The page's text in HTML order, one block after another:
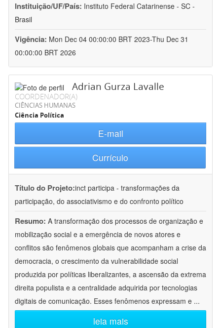
Instituição/UF/País: Instituto Federal Catarinense - SC -
Brasil
Vigência: Mon Dec 04 00:00:00 BRT 2023-Thu Dec 31
00:00:00 BRT 2026
Adrian Gurza Lavalle
COORDENADOR(A)
CIÊNCIAS HUMANAS
Ciência Política
E-mail
Currículo
Título do Projeto:inct participa - transformações da
participação, do associativismo e do confronto político
Resumo: A transformação dos processos de organização e
mobilização social e a emergência de novos atores e
conflitos são fenômenos globais que acompanham a crise da
democracia, o crescimento da vulnerabilidade social
produzida por políticas liberalizantes, a ascensão da extrema
direita populista e a centralidade adquirida por tecnologias
digitais de comunicação. Esses fenômenos expressam e ...
leia mais